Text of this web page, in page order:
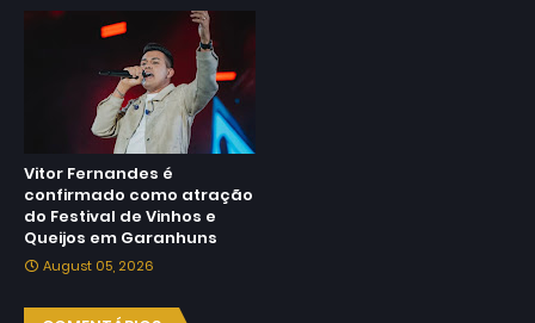
Vitor Fernandes é
confirmado como atração
do Festival de Vinhos e
Queijos em Garanhuns
August 05, 2026